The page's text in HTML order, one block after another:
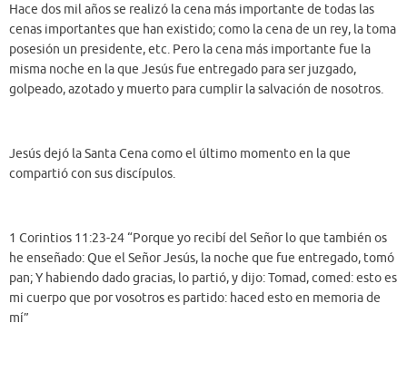
Hace dos mil años se realizó la cena más importante de todas las
cenas importantes que han existido; como la cena de un rey, la toma
posesión un presidente, etc. Pero la cena más importante fue la
misma noche en la que Jesús fue entregado para ser juzgado,
golpeado, azotado y muerto para cumplir la salvación de nosotros.
Jesús dejó la Santa Cena como el último momento en la que
compartió con sus discípulos.
1 Corintios 11:23-24 “Porque yo recibí del Señor lo que también os
he enseñado: Que el Señor Jesús, la noche que fue entregado, tomó
pan; Y habiendo dado gracias, lo partió, y dijo: Tomad, comed: esto es
mi cuerpo que por vosotros es partido: haced esto en memoria de
mí”